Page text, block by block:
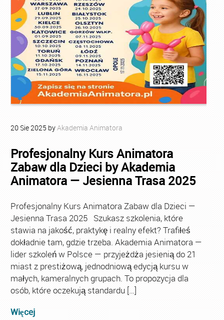
20 Sie2025 byAkademia Animatora
Profesjonalny Kurs Animatora
Zabaw dla Dzieci by Akademia
Animatora — Jesienna Trasa 2025
Profesjonalny Kurs Animatora Zabaw dla Dzieci —
Jesienna Trasa 2025 Szukasz szkolenia, które
stawia na jakość, praktykę i realny efekt? Trafiłeś
dokładnie tam, gdzie trzeba. Akademia Animatora —
lider szkoleń w Polsce — przyjeżdża jesienią do 21
miast z prestiżową, jednodniową edycją kursu w
małych, kameralnych grupach. To propozycja dla
osób, które oczekują standardu […]
Więcej